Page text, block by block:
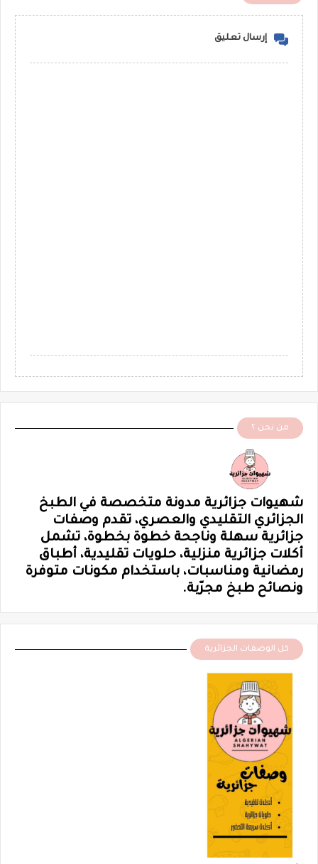
إرسال تعليق
من نحن ؟
شهيوات جزائرية مدونة متخصصة في الطبخ
الجزائري التقليدي والعصري، تقدم وصفات
جزائرية سهلة وناجحة خطوة بخطوة، تشمل
أكلات جزائرية منزلية، حلويات تقليدية، أطباق
رمضانية ومناسبات، باستخدام مكونات متوفرة
ونصائح طبخ مجرّبة.
كل الوصفات الجزائرية